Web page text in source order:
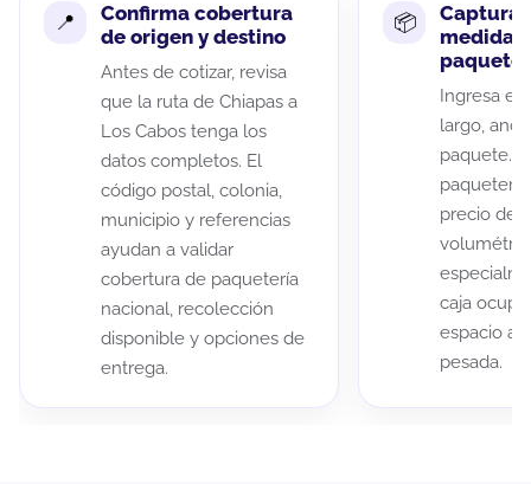
Confirma cobertura
de origen y destino
Antes de cotizar, revisa
que la ruta de Chiapas a
Los Cabos tenga los
datos completos. El
código postal, colonia,
municipio y referencias
ayudan a validar
cobertura de paquetería
nacional, recolección
disponible y opciones de
entrega.
Captura
medidas
paquete
Ingresa el
largo,
paquete.
precio de
caja
espacio
pesada.